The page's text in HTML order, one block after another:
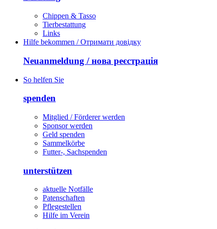
Chippen & Tasso
Tierbestattung
Links
Hilfe bekommen / Отримати довідку
Neuanmeldung / нова реєстрація
So helfen Sie
spenden
Mitglied / Förderer werden
Sponsor werden
Geld spenden
Sammelkörbe
Futter-, Sachspenden
unterstützen
aktuelle Notfälle
Patenschaften
Pflegestellen
Hilfe im Verein